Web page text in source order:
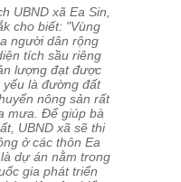
UBND xã Ea Sin,
cho biết: "Vùng
người dân rộng
tích sầu riêng
lượng đạt được
là đường đất
nông sản rất
mưa. Để giúp bà
UBND xã sẽ thi
ở các thôn Ea
dự án nằm trong
gia phát triển